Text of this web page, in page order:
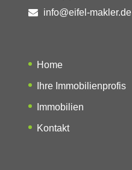
info@eifel-makler.de
Home
Ihre Immobilienprofis
Immobilien
Kontakt